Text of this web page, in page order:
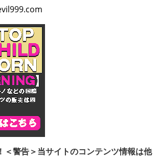
警告＞当サイトのコンテンツ情報は他